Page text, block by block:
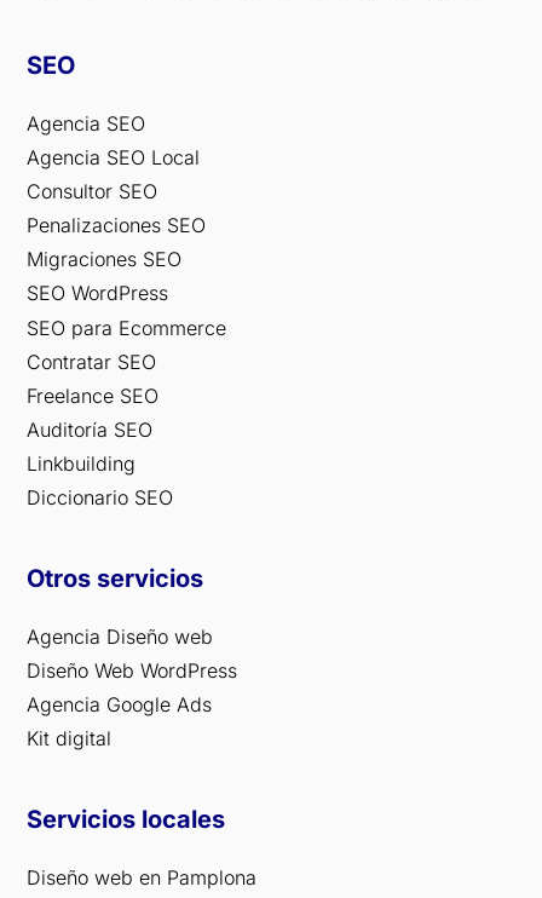
SEO
Agencia SEO
Agencia SEO Local
Consultor SEO
Penalizaciones SEO
Migraciones SEO
SEO WordPress
SEO para Ecommerce
Contratar SEO
Freelance SEO
Auditoría SEO
Linkbuilding
Diccionario SEO
Otros servicios
Agencia Diseño web
Diseño Web WordPress
Agencia Google Ads
Kit digital
Servicios locales
Diseño web en Pamplona